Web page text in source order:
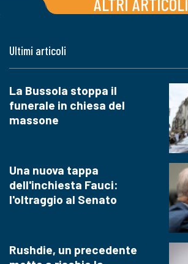
Ultimi articoli
La Bussola stoppa il
funerale in chiesa del
massone
Una nuova tappa
dell'inchiesta Fauci:
l'oltraggio al Senato
Rushdie, un precedente